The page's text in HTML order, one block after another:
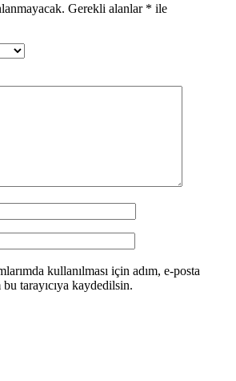
Gerekli alanlar * ile
kullanılması için adım, e-posta
tarayıcıya kaydedilsin.